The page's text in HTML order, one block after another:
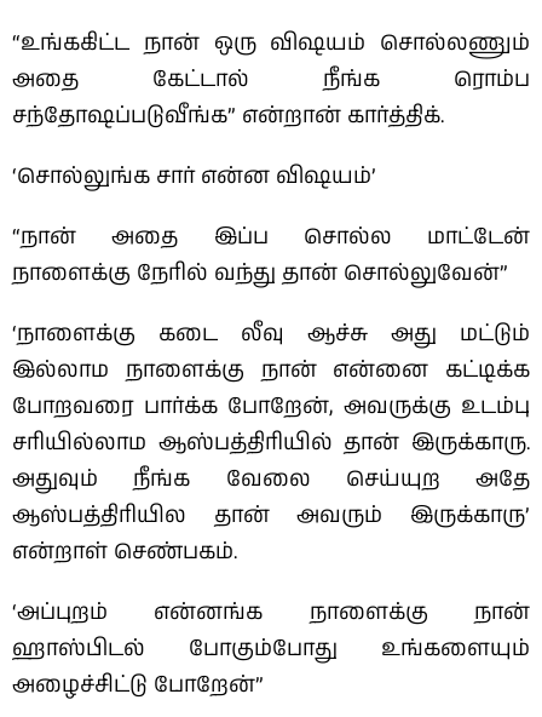
“உங்ககிட்ட நான் ஒரு விஷயம் சொல்லணும்
அதை கேட்டால் நீங்க ரொம்ப
சந்தோஷப்படுவீங்க” என்றான் கார்த்திக்.
‘சொல்லுங்க சார் என்ன விஷயம்’
“நான் அதை இப்ப சொல்ல மாட்டேன்
நாளைக்கு நேரில் வந்து தான் சொல்லுவேன்”
‘நாளைக்கு கடை லீவு ஆச்சு அது மட்டும்
இல்லாம நாளைக்கு நான் என்னை கட்டிக்க
போறவரை பார்க்க போறேன், அவருக்கு உடம்பு
சரியில்லாம ஆஸ்பத்திரியில் தான் இருக்காரு.
அதுவும் நீங்க வேலை செய்யுற அதே
ஆஸ்பத்திரியில தான் அவரும் இருக்காரு’
என்றாள் செண்பகம்.
‘அப்புறம் என்னங்க நாளைக்கு நான்
ஹாஸ்பிடல் போகும்போது உங்களையும்
அழைச்சிட்டு போறேன்”